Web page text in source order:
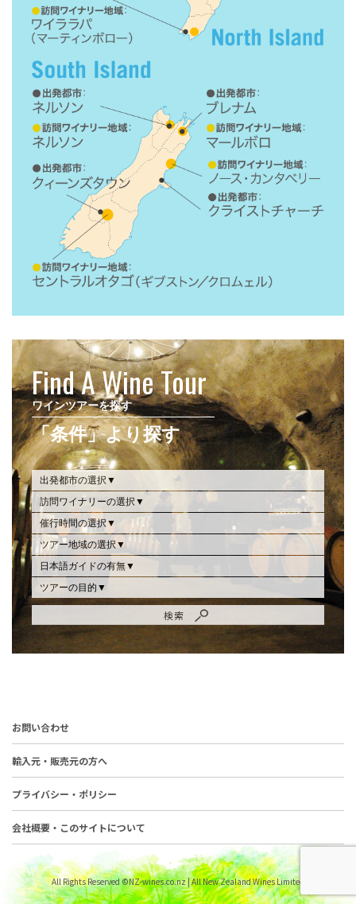
Find A Wine Tour
ワインツアーを探す
「条件」より探す
お問い合わせ
輸入元・販売元の方へ
プライバシー・ポリシー
会社概要・このサイトについて
All Rights Reserved ©NZ-wines.co.nz | All New Zealand Wines Limited